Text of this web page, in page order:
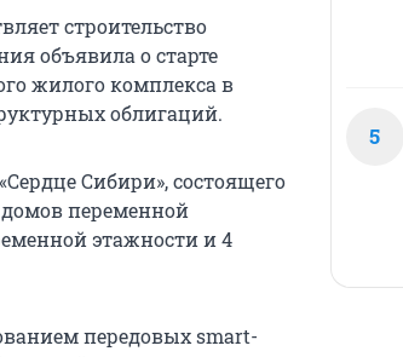
строительство
объявила о старте
жилого комплекса в
облигаций.
Сибири», состоящего
переменной
этажности и 4
передовых smart-
5